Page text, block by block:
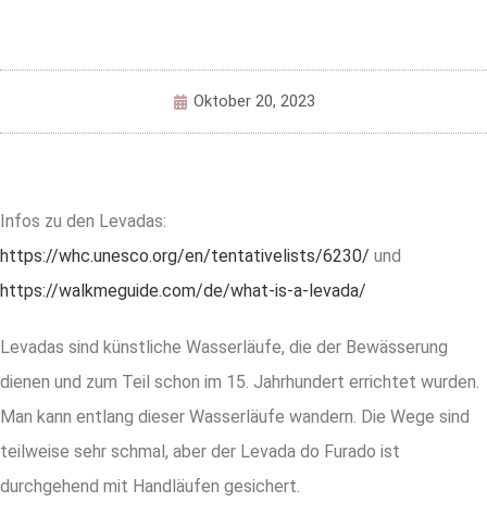
Oktober 20, 2023
Infos zu den Levadas:
https://whc.unesco.org/en/tentativelists/6230/ und
https://walkmeguide.com/de/what-is-a-levada/
Levadas sind künstliche Wasserläufe, die der Bewässerung
dienen und zum Teil schon im 15. Jahrhundert errichtet wurden.
Man kann entlang dieser Wasserläufe wandern. Die Wege sind
teilweise sehr schmal, aber der Levada do Furado ist
durchgehend mit Handläufen gesichert.